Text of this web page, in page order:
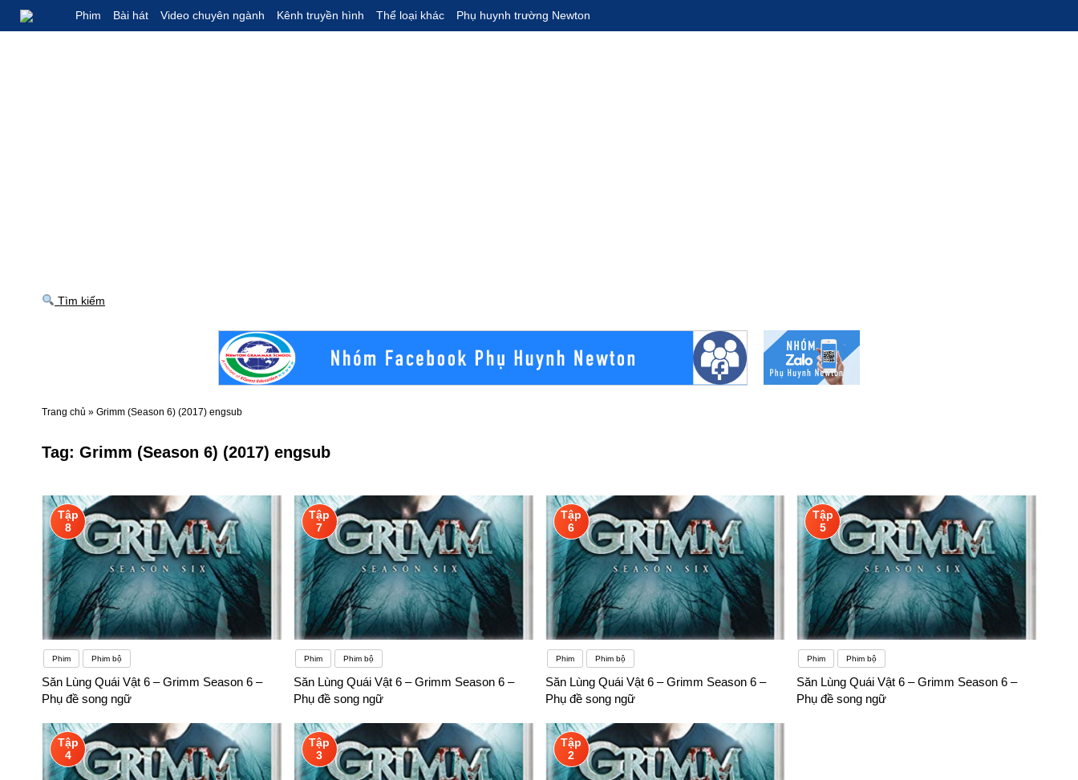
Phim Bài hát Video chuyên ngành Kênh truyền hình Thể loại khác Phụ huynh trường Newton
Tìm kiếm
Trang chủ » Grimm (Season 6) (2017) engsub
Tag: Grimm (Season 6) (2017) engsub
Tập
8
Phim Phim bộ
Săn Lùng Quái Vật 6 – Grimm Season 6 –
Phụ đề song ngữ
Tập
7
Phim Phim bộ
Săn Lùng Quái Vật 6 – Grimm Season 6 –
Phụ đề song ngữ
Tập
6
Phim Phim bộ
Săn Lùng Quái Vật 6 – Grimm Season 6 –
Phụ đề song ngữ
Tập
5
Phim Phim bộ
Săn Lùng Quái Vật 6 – Grimm Season 6 –
Phụ đề song ngữ
Tập
4
Tập
3
Tập
2